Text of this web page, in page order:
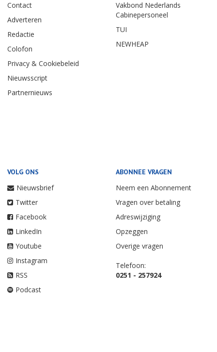
Contact
Adverteren
Redactie
Colofon
Privacy & Cookiebeleid
Nieuwsscript
Partnernieuws
Vakbond Nederlands
Cabinepersoneel
TUI
NEWHEAP
VOLG ONS
Nieuwsbrief
Twitter
Facebook
LinkedIn
Youtube
Instagram
RSS
Podcast
ABONNEE VRAGEN
Neem een Abonnement
Vragen over betaling
Adreswijziging
Opzeggen
Overige vragen
Telefoon:
0251 - 257924